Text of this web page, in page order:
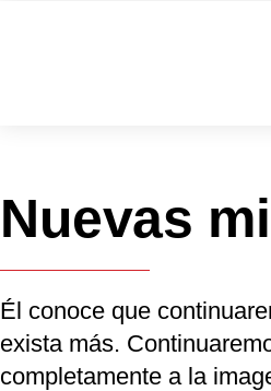
Nuevas
Él conoce que
exista más.
completamente a la